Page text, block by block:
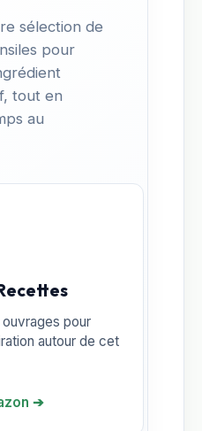
sélection de
pour
tout en
au
pour
autour de cet
➔